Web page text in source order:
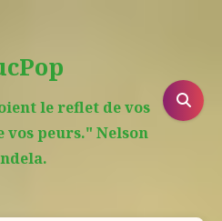
le reflet de vos
vos peurs." Nelson